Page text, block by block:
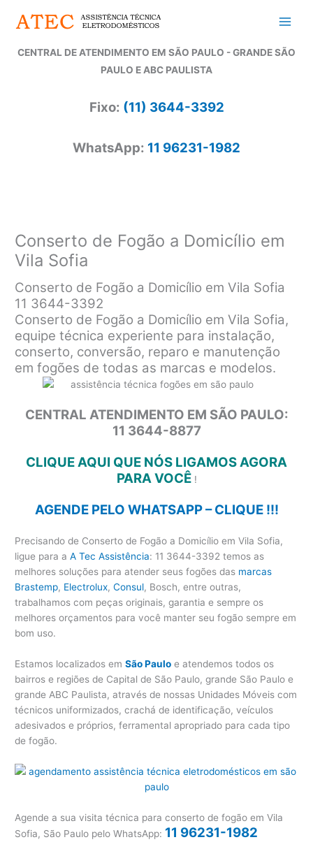
para
conteúdo
CENTRAL DE ATENDIMENTO EM SÃO PAULO - GRANDE SÃO
PAULO E ABC PAULISTA
Fixo: (11) 3644-3392
WhatsApp: 11 96231-1982
Conserto de Fogão a Domicílio em
Vila Sofia
Conserto de Fogão a Domicílio em Vila Sofia
11 3644-3392
Conserto de Fogão a Domicílio em Vila Sofia,
equipe técnica experiente para instalação,
conserto, conversão, reparo e manutenção
em fogões de todas as marcas e modelos.
CENTRAL ATENDIMENTO EM SÃO PAULO:
11 3644-8877
CLIQUE AQUI QUE NÓS LIGAMOS AGORA
PARA VOCÊ!
AGENDE PELO WHATSAPP – CLIQUE !!!
Precisando de Conserto de Fogão a Domicílio em Vila Sofia,
ligue para aA Tec Assistência: 11 3644-3392 temos as
melhores soluções para atender seus fogões das marcas
Brastemp, Electrolux,Consul, Bosch, entre outras,
trabalhamos com peças originais, garantia e sempre os
melhores orçamentos para você manter seu fogão sempre em
bom uso.
Estamos localizados emSão Paulo e atendemos todos os
bairros e regiões de Capital de São Paulo, grande São Paulo e
grande ABC Paulista, através de nossas Unidades Móveis com
técnicos uniformizados, crachá de identificação, veículos
adesivados e próprios, ferramental apropriado para cada tipo
de fogão.
Agende a sua visita técnica para conserto de fogão em Vila
Sofia, São Paulo pelo WhatsApp: 11 96231-1982